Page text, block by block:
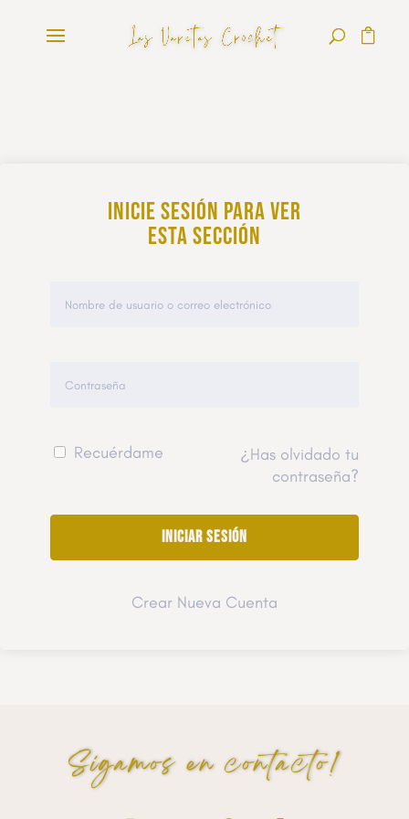
Inicie sesión para ver
esta sección
Recuérdame
¿Has olvidado tu
contraseña?
Crear Nueva Cuenta
Sigamos en contacto!